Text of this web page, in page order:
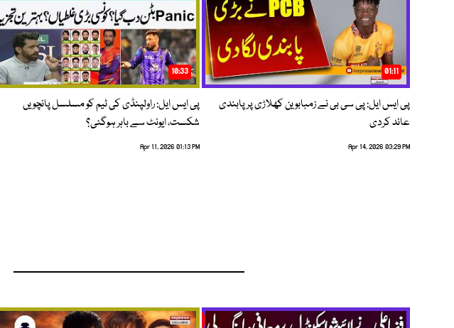
01:11
پی ایس ایل: پی سی بی نے زمبابوین کھلاڑی پر پابندی
عائد کردی
Apr 14, 2026 03:29 PM
10:33
پی ایس ایل: راولپنڈی کی ٹیم کو مسلسل پانچویں
شکست، ایونٹ سے باہر ہوگئی؟
Apr 11, 2026 01:13 PM